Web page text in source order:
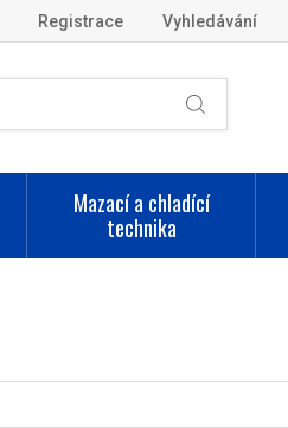
Registrace Vyhledávání
Mazací a chladící
technika